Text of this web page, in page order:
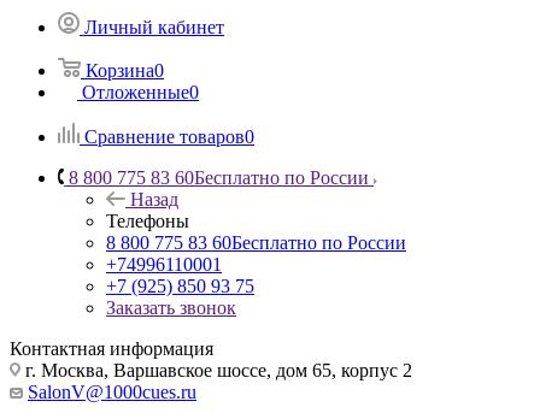
Личный кабинет
Корзина0
Отложенные0
Сравнение товаров0
8 800 775 83 60Бесплатно по России
Назад
Телефоны
8 800 775 83 60Бесплатно по России
+74996110001
+7 (925) 850 93 75
Заказать звонок
Контактная информация
г. Москва, Варшавское шоссе, дом 65, корпус 2
SalonV@1000cues.ru